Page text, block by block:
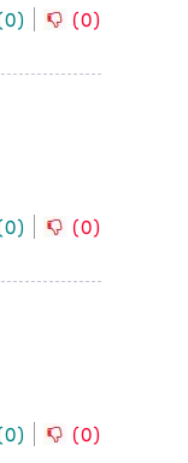
0) (0)
0) (0)
0) (0)